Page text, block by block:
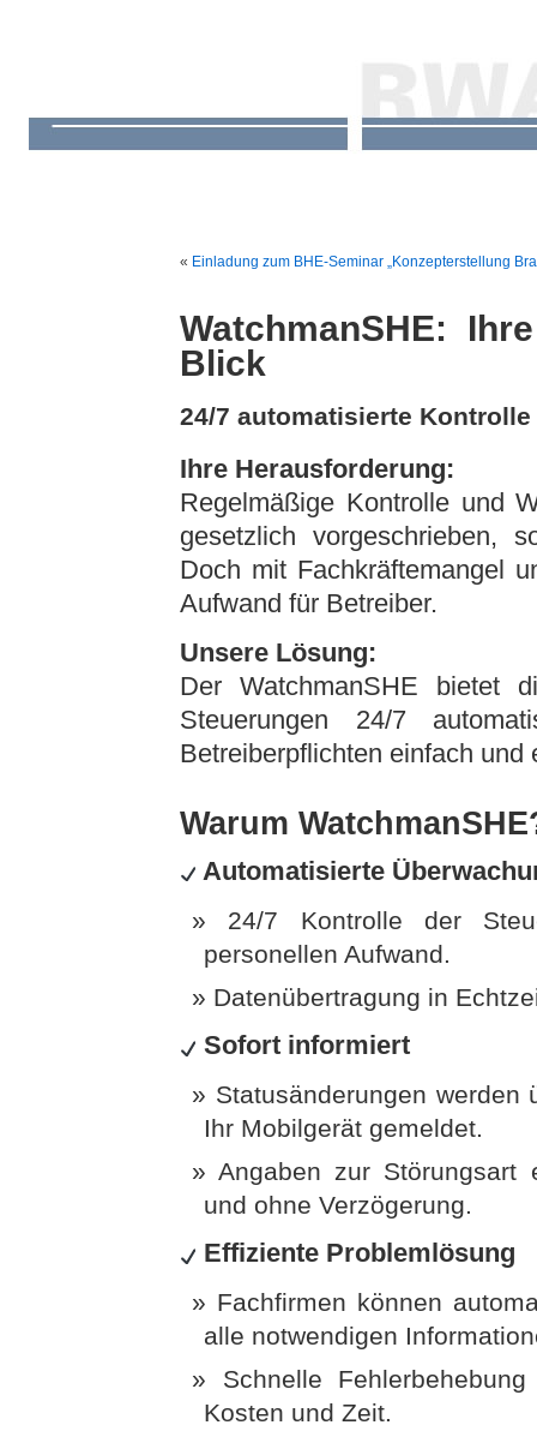
« Einladung zum BHE-Seminar „Konzepterstellung
WatchmanSHE:
Blick
24/7 automatisierte
Ihre Herausforderung:
Regelmäßige Kontrolle und
gesetzlich vorgeschrieben,
Doch mit Fachkräftemangel
Aufwand für Betreiber.
Unsere Lösung:
Der WatchmanSHE bietet
Steuerungen 24/7
Betreiberpflichten einfach und
Warum
Automatisierte
24/7 Kontrolle der
personellen Aufwand.
Datenübertragung in
Sofort informiert
Statusänderungen
Ihr Mobilgerät gemeldet.
Angaben zur Störungsart
und ohne Verzögerung.
Effiziente Problemlösung
Fachfirmen können
alle notwendigen
Schnelle
Kosten und Zeit.